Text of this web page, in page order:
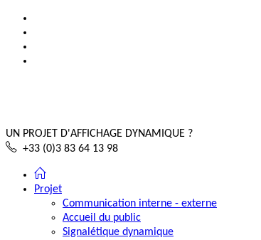
UN PROJET D'AFFICHAGE DYNAMIQUE ?
+33 (0)3 83 64 13 98
Projet
Communication interne - externe
Accueil du public
Signalétique dynamique